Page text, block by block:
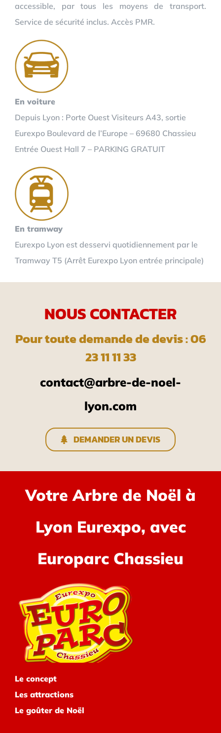
accessible, par tous les moyens de transport.
Service de sécurité inclus. Accès PMR.
En voiture
Depuis Lyon : Porte Ouest Visiteurs A43, sortie
Eurexpo Boulevard de l’Europe – 69680 Chassieu
Entrée Ouest Hall 7 – PARKING GRATUIT
En tramway
Eurexpo Lyon est desservi quotidiennement par le
Tramway T5 (Arrêt Eurexpo Lyon entrée principale)
NOUS CONTACTER
Pour toute demande de devis : 06
23 11 11 33
contact@arbre-de-noel-
lyon.com
DEMANDER UN DEVIS
Votre Arbre de Noël à
Lyon Eurexpo, avec
Europarc Chassieu
Le concept
Les attractions
Le goûter de Noël